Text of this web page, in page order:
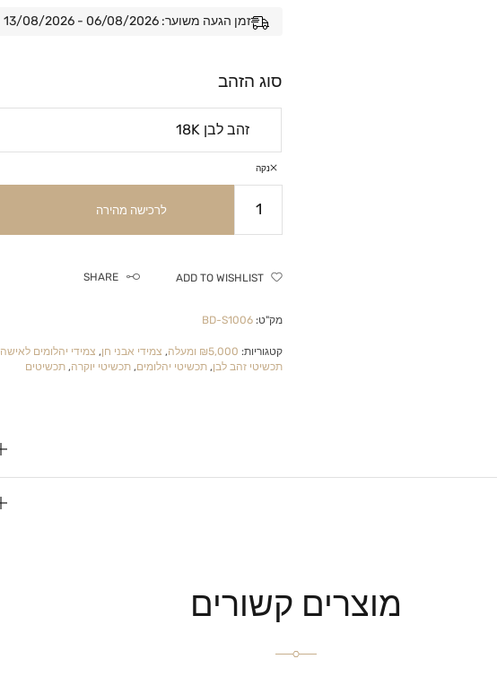
זמן הגעה משוער: 06/08/2026 - 13/08/2026
סוג הזהב
נקה
לרכישה מהירה
ADD TO WISHLIST
SHARE
מק"ט: BD-S1006
קטגוריות: ₪5,000 ומעלה , צמידי אבני חן, צמידי יהלומים לאישה
תכשיטי זהב לבן, תכשיטי יהלומים, תכשיטי יוקרה, תכשיטים
מוצרים קשורים